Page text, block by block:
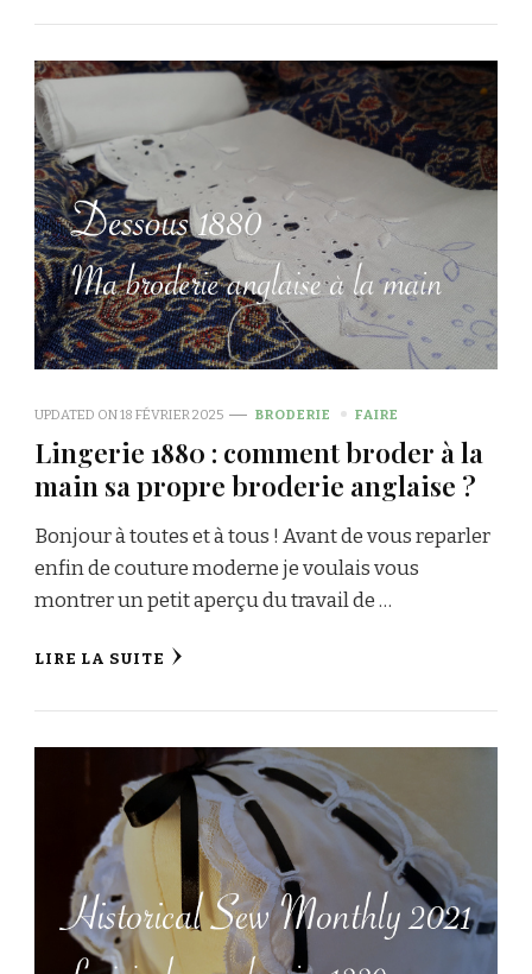
UPDATED ON18 FÉVRIER 2025 BRODERIE FAIRE
Lingerie 1880 : comment broder à la
main sa propre broderie anglaise ?
Bonjour à toutes et à tous ! Avant de vous reparler
enfin de couture moderne je voulais vous
montrer un petit aperçu du travail de …
LIRE LA SUITE